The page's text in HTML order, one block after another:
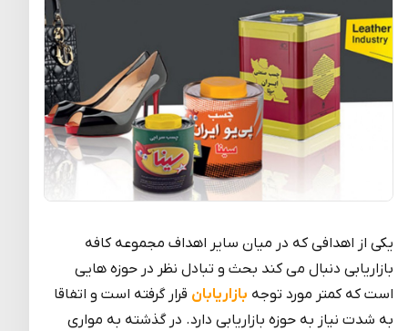
یکی از اهدافی که در میان سایر اهداف مجموعه کافه
بازاریابی دنبال می کند بحث و تبادل نظر در حوزه هایی
است که کمتر مورد توجه بازاریابان قرار گرفته است و اتفاقا
به شدت نیاز به حوزه بازاریابی دارد. در گذشته به مواری